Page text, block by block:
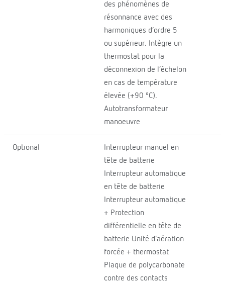
des phénomènes de
résonnance avec des
harmoniques d’ordre 5
ou supérieur. Intègre un
thermostat pour la
déconnexion de l’échelon
en cas de température
élevée (+90 ºC).
Autotransformateur
manoeuvre
Optional
Interrupteur manuel en
tête de batterie
Interrupteur automatique
en tête de batterie
Interrupteur automatique
+ Protection
différentielle en tête de
batterie Unité d’aération
forcée + thermostat
Plaque de polycarbonate
contre des contacts